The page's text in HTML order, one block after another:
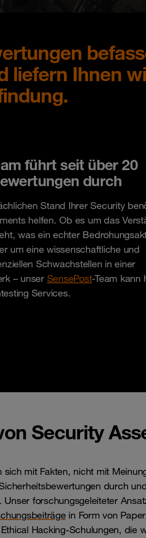
liefern Ihnen
führt seit über 20
durch
Stand Ihrer Security
helfen. Ob es um das
was ein echter
um eine wissenschaftliche und
Schwachstellen in einer
– unser SensePost-Team kann
Services.
Security
mit Fakten, nicht mit
durch
forschungsgeleiteter
in Form von
Hacking-Schulungen, die